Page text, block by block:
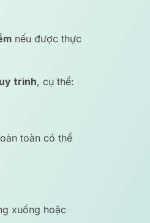
nếu được thực
trình, cụ thể:
toàn có thể
xuống hoặc